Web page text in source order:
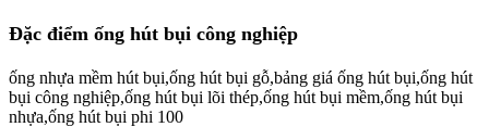
Đặc điểm ống hút bụi công nghiệp
ống nhựa mềm hút bụi,ống hút bụi gỗ,bảng giá ống hút bụi,ống hút
bụi công nghiệp,ống hút bụi lõi thép,ống hút bụi mềm,ống hút bụi
nhựa,ống hút bụi phi 100